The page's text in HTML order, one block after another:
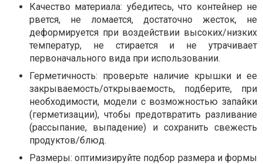
Качество материала: убедитесь, что контейнер не
рвется, не ломается, достаточно жесток, не
деформируется при воздействии высоких/низких
температур, не стирается и не утрачивает
первоначального вида при использовании.
Герметичность: проверьте наличие крышки и ее
закрываемость/открываемость, подберите, при
необходимости, модели с возможностью запайки
(герметизации), чтобы предотвратить разливание
(рассыпание, выпадение) и сохранить свежесть
продуктов/блюд.
Размеры: оптимизируйте подбор размера и формы